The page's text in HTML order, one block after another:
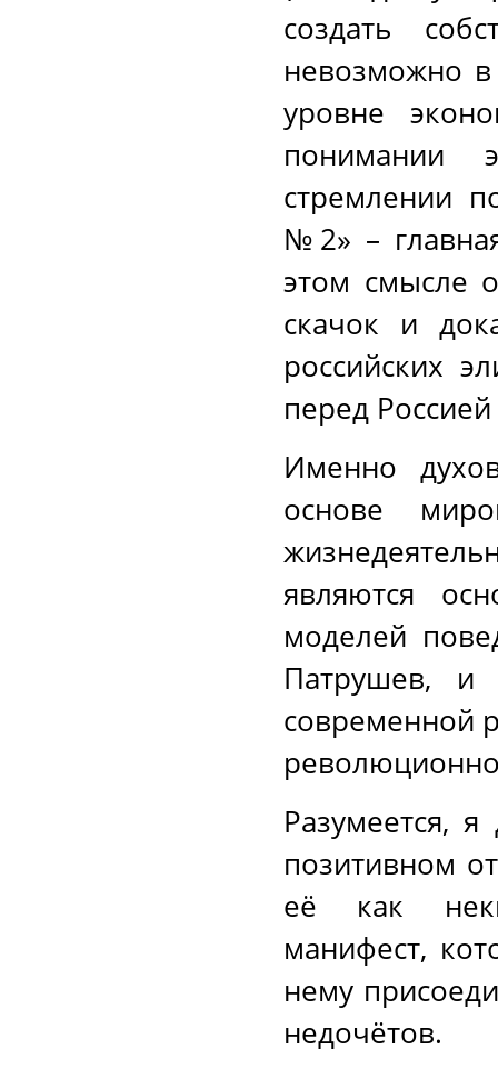
создать
невозможно
уровне
понимании
стремлении
№2» –
этом смысле
скачок и
российских
перед
Именно
основе
являются
моделей
Патрушев, и
современной
Разумеется,
позитивном
её как
манифест,
нему
недочётов.